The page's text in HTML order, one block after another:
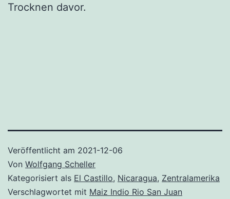
Trocknen davor.
Veröffentlicht am 2021-12-06
Von Wolfgang Scheller
Kategorisiert als El Castillo, Nicaragua, Zentralamerika
Verschlagwortet mit Maiz Indio Rio San Juan